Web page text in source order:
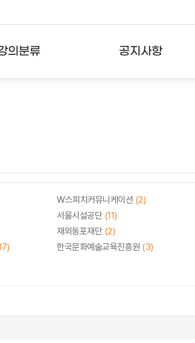
의분류 공지사항
W스피치커뮤니케이션 (2)
서울시설공단 (11)
재외동포재단 (2)
한국문화예술교육진흥원 (3)